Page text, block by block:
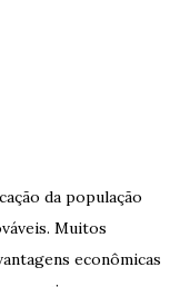
da população
Muitos
econômicas